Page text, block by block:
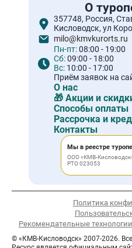
О
357748, Россия,
Кисловодск, ул
milo@kmvkurorts.ru
Пн-пт:08:00 - 19:00
Сб:09:00 - 18:00
Вс: 10:00 - 17:00
Приём заявок на
О нас
🎁 Акции и
Способы оплаты
Рассрочка и
Контакты
Мы в реестре
ООО «КМВ-
РТО 023053
Политика
Рекомендательные технологии
© «КМВ-Кисловодск» 2007-2026.